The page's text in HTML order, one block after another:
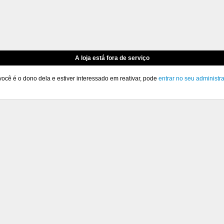
A loja está fora de serviço
é o dono dela e estiver interessado em reativar, pode entrar no seu